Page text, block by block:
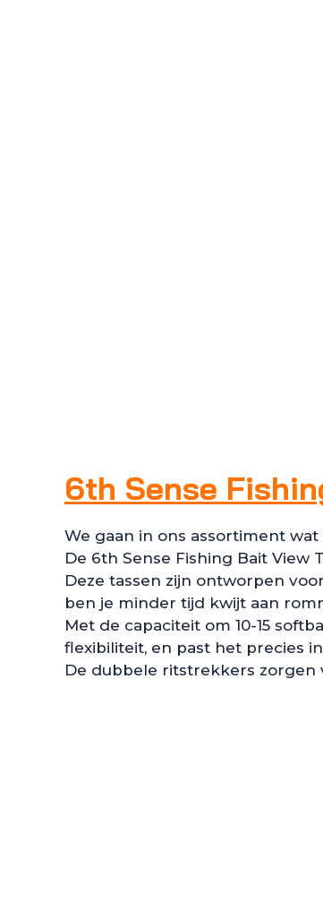
6th Sense
We gaan in ons assortiment
De 6th Sense Fishing Bait
Deze tassen zijn ontworpen
ben je minder tijd kwijt aan
Met de capaciteit om 10-15
flexibiliteit, en past het precies
De dubbele ritstrekkers zorgen